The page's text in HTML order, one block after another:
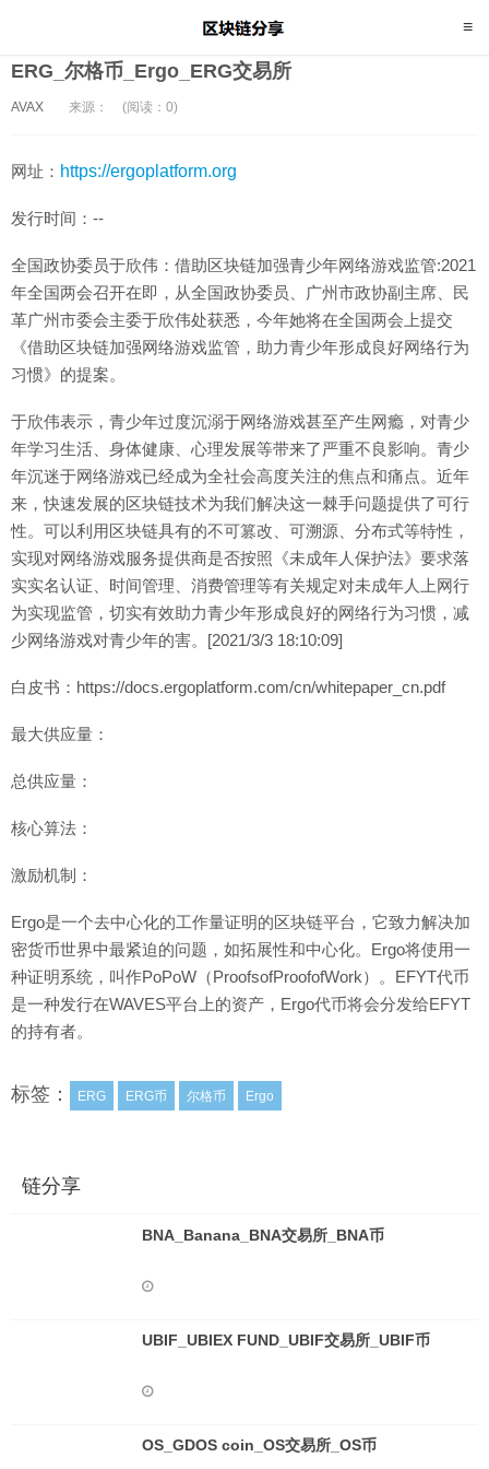
ERG_尔格币_Ergo_ERG交易所
AVAX 来源： (阅读：0)
网址： https://ergoplatform.org
发行时间：--
全国政协委员于欣伟：借助区块链加强青少年网络游戏监管:2021
年全国两会召开在即，从全国政协委员、广州市政协副主席、民
革广州市委会主委于欣伟处获悉，今年她将在全国两会上提交
《借助区块链加强网络游戏监管，助力青少年形成良好网络行为
习惯》的提案。
于欣伟表示，青少年过度沉溺于网络游戏甚至产生网瘾，对青少
年学习生活、身体健康、心理发展等带来了严重不良影响。青少
年沉迷于网络游戏已经成为全社会高度关注的焦点和痛点。近年
来，快速发展的区块链技术为我们解决这一棘手问题提供了可行
性。可以利用区块链具有的不可篡改、可溯源、分布式等特性，
实现对网络游戏服务提供商是否按照《未成年人保护法》要求落
实实名认证、时间管理、消费管理等有关规定对未成年人上网行
为实现监管，切实有效助力青少年形成良好的网络行为习惯，减
少网络游戏对青少年的害。[2021/3/3 18:10:09]
白皮书：https://docs.ergoplatform.com/cn/whitepaper_cn.pdf
最大供应量：
总供应量：
核心算法：
激励机制：
Ergo是一个去中心化的工作量证明的区块链平台，它致力解决加
密货币世界中最紧迫的问题，如拓展性和中心化。Ergo将使用一
种证明系统，叫作PoPoW（ProofsofProofofWork）。EFYT代币
是一种发行在WAVES平台上的资产，Ergo代币将会分发给EFYT
的持有者。
标签： ERG ERG币 尔格币 Ergo
链分享
BNA_Banana_BNA交易所_BNA币
UBIF_UBIEX FUND_UBIF交易所_UBIF币
OS_GDOS coin_OS交易所_OS币